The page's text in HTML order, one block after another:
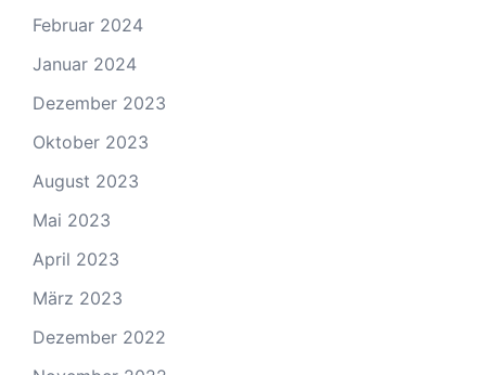
Februar 2024
Januar 2024
Dezember 2023
Oktober 2023
August 2023
Mai 2023
April 2023
März 2023
Dezember 2022